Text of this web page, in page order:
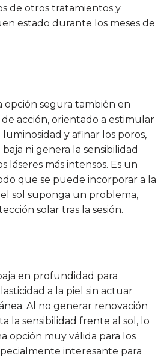
de otros tratamientos y
estado durante los meses de
opción segura también en
acción, orientado a estimular
y afinar los poros,
ni genera la sensibilidad
láseres más intensos. Es un
que se puede incorporar a la
sol suponga un problema,
solar tras la sesión.
en profundidad para
a la piel sin actuar
Al no generar renovación
la sensibilidad frente al sol, lo
opción muy válida para los
interesante para